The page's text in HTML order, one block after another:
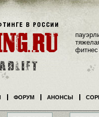
фитнес
ФОРУМ АНОНСЫ